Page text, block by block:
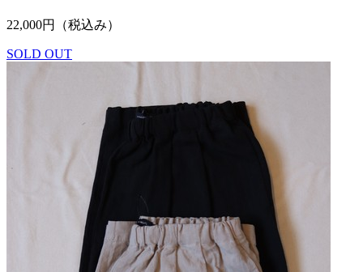
22,000円（税込み）
SOLD OUT